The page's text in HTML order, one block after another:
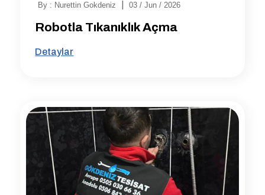
By : Nurettin Gokdeniz 03 / Jun / 2026
Robotla Tıkanıklık Açma
Detaylar